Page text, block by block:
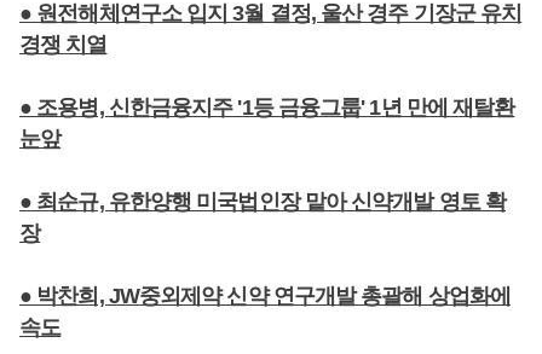
● 원전해체연구소 입지 3월 결정, 울산 경주 기장군 유치
경쟁 치열
● 조용병, 신한금융지주 '1등 금융그룹' 1년 만에 재탈환
눈앞
● 최순규, 유한양행 미국법인장 맡아 신약개발 영토 확
장
● 박찬희, JW중외제약 신약 연구개발 총괄해 상업화에
속도